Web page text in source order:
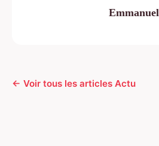
Emmanuel
← Voir tous les articles Actu